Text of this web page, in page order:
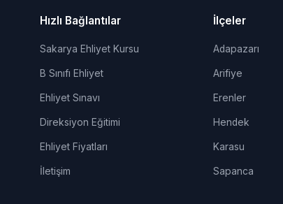
Hızlı Bağlantılar
Sakarya Ehliyet Kursu
B Sınıfı Ehliyet
Ehliyet Sınavı
Direksiyon Eğitimi
Ehliyet Fiyatları
İletişim
İlçeler
Adapazarı
Arifiye
Erenler
Hendek
Karasu
Sapanca